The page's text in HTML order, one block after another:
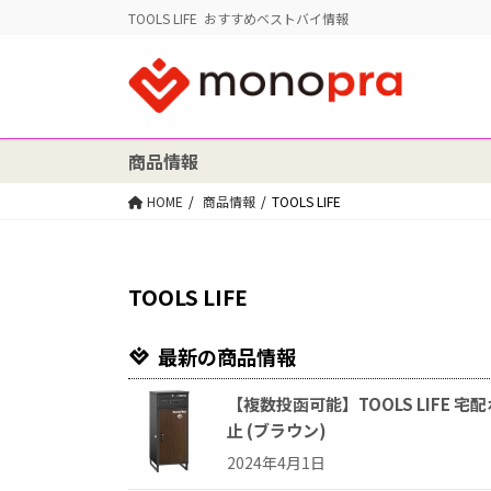
TOOLS LIFE おすすめベストバイ情報
商品情報
HOME 商品情報 TOOLS LIFE
TOOLS LIFE
最新の商品情報
【複数投函可能】TOOLS LIFE 宅
止 (ブラウン)
2024年4月1日